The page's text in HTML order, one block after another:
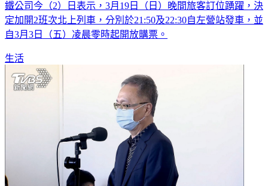
鐵公司今（2）日表示，3月19日（日）晚間旅客訂位踴躍，決
定加開2班次北上列車，分別於21:50及22:30自左營站發車，並
自3月3日（五）凌晨零時起開放購票。
生活